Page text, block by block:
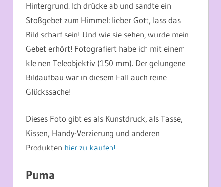
Hintergrund. Ich drücke ab und sandte ein
Stoßgebet zum Himmel: lieber Gott, lass das
Bild scharf sein! Und wie sie sehen, wurde mein
Gebet erhört! Fotografiert habe ich mit einem
kleinen Teleobjektiv (150 mm). Der gelungene
Bildaufbau war in diesem Fall auch reine
Glückssache!
Dieses Foto gibt es als Kunstdruck, als Tasse,
Kissen, Handy-Verzierung und anderen
Produkten hier zu kaufen!
Puma